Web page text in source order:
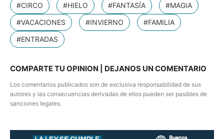
#CIRCO #HIELO #FANTASÍA
#MAGIA
#VACACIONES
#INVIERNO
#FAMILIA
#ENTRADAS
COMPARTE TU OPINION | DEJANOS UN COMENTARIO
Los comentarios publicados son de exclusiva responsabilidad de sus
autores y las consecuencias derivadas de ellos pueden ser pasibles de
sanciones legales.